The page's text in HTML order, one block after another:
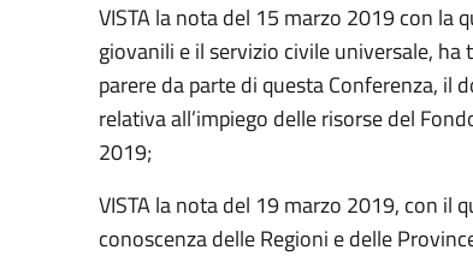
VISTA la nota del 15 marzo 2019 con la
giovanili e il servizio civile universale, ha
parere da parte di questa Conferenza,
relativa all’impiego delle risorse del
2019;
VISTA la nota del 19 marzo 2019, con
conoscenza delle Regioni e delle